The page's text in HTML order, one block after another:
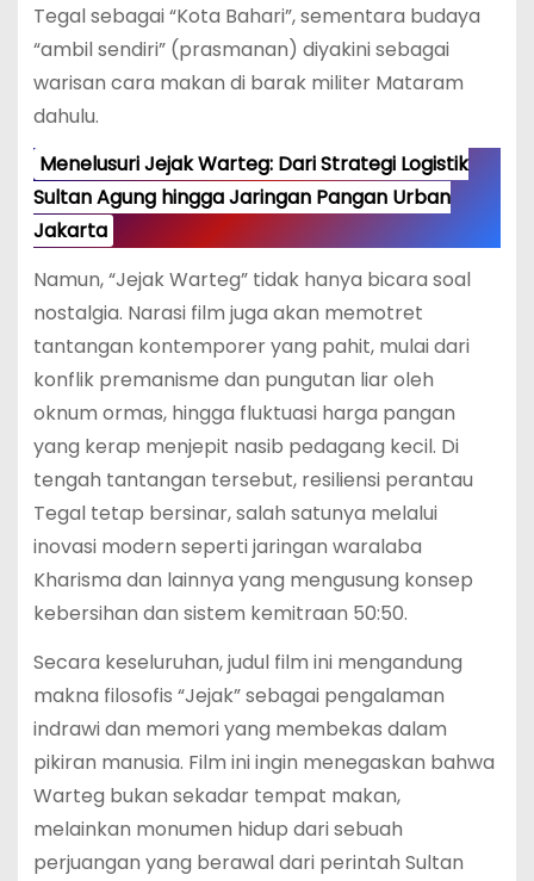
Tegal sebagai “Kota Bahari”, sementara budaya
“ambil sendiri” (prasmanan) diyakini sebagai
warisan cara makan di barak militer Mataram
dahulu.
Menelusuri Jejak Warteg: Dari Strategi Logistik
Sultan Agung hingga Jaringan Pangan Urban
Jakarta
Namun, “Jejak Warteg” tidak hanya bicara soal
nostalgia. Narasi film juga akan memotret
tantangan kontemporer yang pahit, mulai dari
konflik premanisme dan pungutan liar oleh
oknum ormas, hingga fluktuasi harga pangan
yang kerap menjepit nasib pedagang kecil. Di
tengah tantangan tersebut, resiliensi perantau
Tegal tetap bersinar, salah satunya melalui
inovasi modern seperti jaringan waralaba
Kharisma dan lainnya yang mengusung konsep
kebersihan dan sistem kemitraan 50:50.
Secara keseluruhan, judul film ini mengandung
makna filosofis “Jejak” sebagai pengalaman
indrawi dan memori yang membekas dalam
pikiran manusia. Film ini ingin menegaskan bahwa
Warteg bukan sekadar tempat makan,
melainkan monumen hidup dari sebuah
perjuangan yang berawal dari perintah Sultan